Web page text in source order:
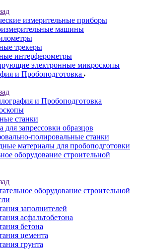
измерительные приборы
машины
трекеры
интерферометры
электронные микроскопы
и Пробоподготовка
и Пробоподготовка
станки
для запрессовки образцов
полировальные станки
материалы для пробоподготовки
оборудование строительной
оборудование строительной
заполнителей
асфальтобетона
бетона
цемента
грунта